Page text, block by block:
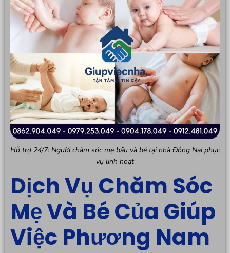
Hỗ trợ 24/7: Người chăm sóc mẹ bầu và bé tại nhà Đồng Nai phục
vụ linh hoạt
Dịch Vụ Chăm Sóc
Mẹ Và Bé Của Giúp
Việc Phương Nam